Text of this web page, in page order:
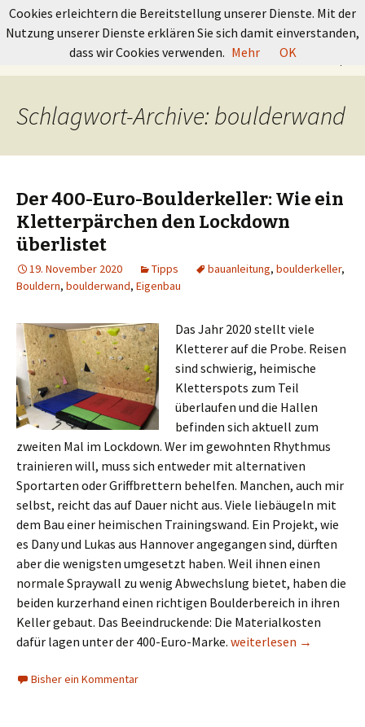
GRUNDKURS BOULDERN
Springe
nach:
Schlagwort-Archive: boulderwand
Der 400-Euro-Boulderkeller: Wie ein
Kletterpärchen den Lockdown
überlistet
19. November 2020 Tipps bauanleitung, boulderkeller,
Bouldern, boulderwand, Eigenbau
Das Jahr 2020 stellt viele
Kletterer auf die Probe. Reisen
sind schwierig, heimische
Kletterspots zum Teil
überlaufen und die Hallen
befinden sich aktuell zum
zweiten Mal im Lockdown. Wer im gewohnten Rhythmus
trainieren will, muss sich entweder mit alternativen
Sportarten oder Griffbrettern behelfen. Manchen, auch mir
selbst, reicht das auf Dauer nicht aus. Viele liebäugeln mit
dem Bau einer heimischen Trainingswand. Ein Projekt, wie
es Dany und Lukas aus Hannover angegangen sind, dürften
aber die wenigsten umgesetzt haben. Weil ihnen einen
normale Spraywall zu wenig Abwechslung bietet, haben die
beiden kurzerhand einen richtigen Boulderbereich in ihren
Keller gebaut. Das Beeindruckende: Die Materialkosten
dafür lagen unter der 400-Euro-Marke. Der 400-Euro-
weiterlesen →
Bisher ein Kommentar
Cookies erleichtern die Bereitstellung unserer Dienste. Mit der
Nutzung unserer Dienste erklären Sie sich damit einverstanden,
dass wir Cookies verwenden. Mehr OK